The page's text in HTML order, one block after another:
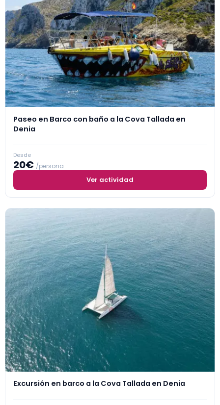
Paseo en Barco con baño a la Cova Tallada en
Denia
Desde
20€ /persona
Ver actividad
Excursión en barco a la Cova Tallada en Denia